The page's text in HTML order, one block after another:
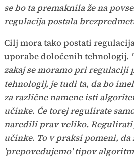
se bo ta premaknila že na
regulacija postala
Cilj mora tako postati
uporabe določenih tehnologij.
zakaj se moramo pri regulaciji
tehnologij, je tudi ta, da bo
za različne namene isti
učinke. Če torej regulirate
naredili prav veliko. Regulirati
učinke. To v praksi pomeni, da
'prepovedujemo' tipov